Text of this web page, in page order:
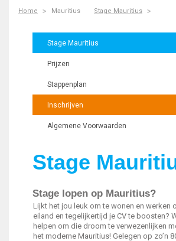
Home Mauritius Stage Mauritius
Stage Mauritius
Prijzen
Stappenplan
Inschrijven
Algemene Voorwaarden
Stage
Stage lopen op Mauritius?
Lijkt het jou leuk om te wonen en werken
eiland en tegelijkertijd je CV te boosten?
helpen om die droom te verwezenlijken
het moderne Mauritius! Gelegen op zo’n